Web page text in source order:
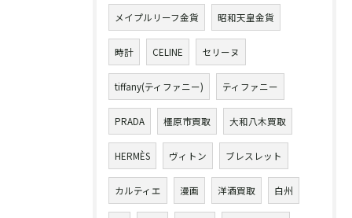
メイプルリーフ金貨 昭和天皇金貨
時計 CELINE セリーヌ
tiffany(ティファニー) ティファニー
PRADA 橿原市買取 大和八木買取
HERMÈS ヴィトン ブレスレット
カルティエ 漫画 洋酒買取 白州